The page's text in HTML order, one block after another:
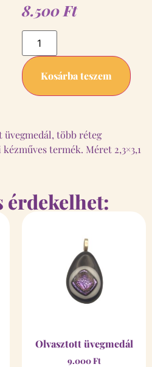
8.500 Ft
Kosárba teszem
több réteg
termék. Méret 2,3×3,1
érdekelhet:
Olvasztott üvegmedál
9.000Ft